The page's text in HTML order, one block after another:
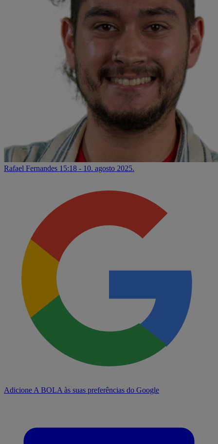
Rafael Fernandes 15:18 - 10. agosto 2025.
Adicione A BOLA às suas preferências do Google